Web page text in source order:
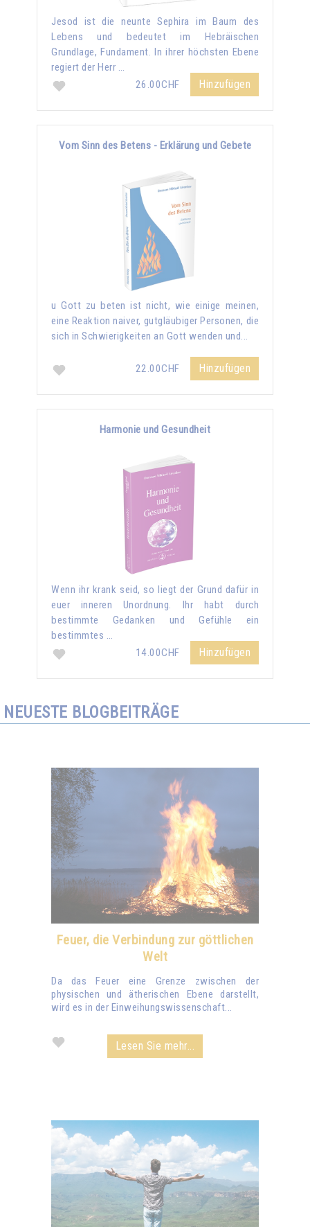
Jesod ist die neunte Sephira im Baum des
Lebens und bedeutet im Hebräischen
Grundlage, Fundament. In ihrer höchsten Ebene
regiert der Herr …
26.00CHF
Hinzufügen
Vom Sinn des Betens - Erklärung und Gebete
u Gott zu beten ist nicht, wie einige meinen,
eine Reaktion naiver, gutgläubiger Personen, die
sich in Schwierigkeiten an Gott wenden und...
22.00CHF Hinzufügen
Harmonie und Gesundheit
Wenn ihr krank seid, so liegt der Grund dafür in
euer inneren Unordnung. Ihr habt durch
bestimmte Gedanken und Gefühle ein
bestimmtes …
14.00CHF
Hinzufügen
NEUESTE BLOGBEITRÄGE
Feuer, die Verbindung zur göttlichen
Welt
Da das Feuer eine Grenze zwischen der
physischen und ätherischen Ebene darstellt,
wird es in der Einweihungswissenschaft...
Lesen Sie mehr...